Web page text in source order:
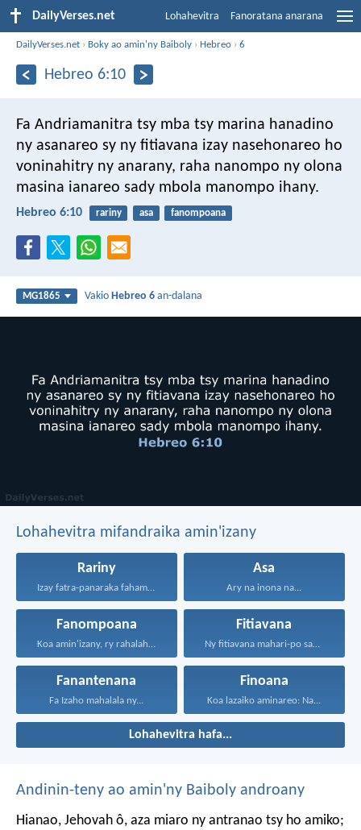
DailyVerses.net Lohahevitra Fanoratana anarana
DailyVerses.net › Boky ao amin'ny Baiboly › Hebreo ›6
Hebreo 6:10
Fa Andriamanitra tsy mba tsy marina hanadino
ny asanareo sy ny fitiavana izay nasehonareo ho
voninahitry ny anarany, raha nanompo ny olona
masina ianareo sady mbola manompo ihany.
Hebreo 6:10 rariny asa fanompoana
MG1865 VakioHebreo 6 an-dalana
Lohahevitra mifandraika amin'izany
Rariny
Izay fatra-panaraka fahamarinana sy...
Asa
Ary na inona na...
Fanompoana
Koa amin'izany, ry rahalahy...
Fitiavana
Ny fitiavana mahari-po sady...
Fanantenana
Fa Izaho mahalala ny...
Finoana
Koa lazaiko aminareo: Na...
Lohahevitra hafa...
Andinin-teny ao amin'ny Baiboly androany
Hianao, Jehovah ô, aza miaro ny antranao tsy ho amiko;